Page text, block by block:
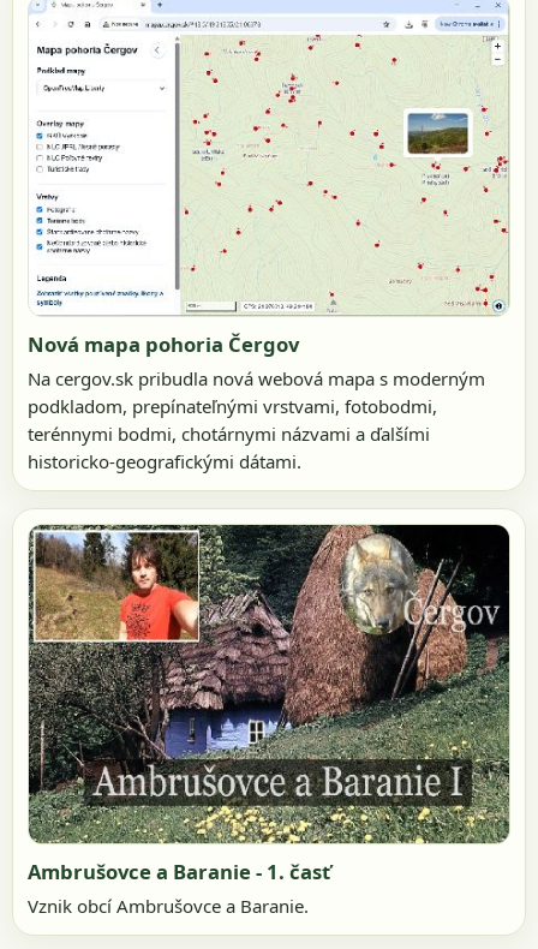
Nová mapa pohoria Čergov
Na cergov.sk pribudla nová webová mapa s moderným
podkladom, prepínateľnými vrstvami, fotobodmi,
terénnymi bodmi, chotárnymi názvami a ďalšími
historicko-geografickými dátami.
Ambrušovce a Baranie - 1. časť
Vznik obcí Ambrušovce a Baranie.